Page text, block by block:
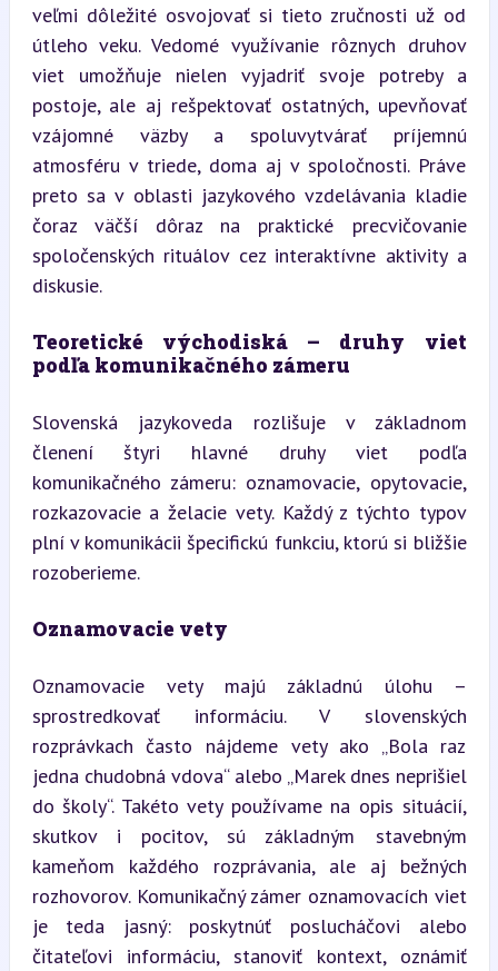
veľmi dôležité osvojovať si tieto zručnosti už od
útleho veku. Vedomé využívanie rôznych druhov
viet umožňuje nielen vyjadriť svoje potreby a
postoje, ale aj rešpektovať ostatných, upevňovať
vzájomné väzby a spoluvytvárať príjemnú
atmosféru v triede, doma aj v spoločnosti. Práve
preto sa v oblasti jazykového vzdelávania kladie
čoraz väčší dôraz na praktické precvičovanie
spoločenských rituálov cez interaktívne aktivity a
diskusie.
Teoretické východiská – druhy viet
podľa komunikačného zámeru
Slovenská jazykoveda rozlišuje v základnom
členení štyri hlavné druhy viet podľa
komunikačného zámeru: oznamovacie, opytovacie,
rozkazovacie a želacie vety. Každý z týchto typov
plní v komunikácii špecifickú funkciu, ktorú si bližšie
rozoberieme.
Oznamovacie vety
Oznamovacie vety majú základnú úlohu –
sprostredkovať informáciu. V slovenských
rozprávkach často nájdeme vety ako „Bola raz
jedna chudobná vdova“ alebo „Marek dnes neprišiel
do školy“. Takéto vety používame na opis situácií,
skutkov i pocitov, sú základným stavebným
kameňom každého rozprávania, ale aj bežných
rozhovorov. Komunikačný zámer oznamovacích viet
je teda jasný: poskytnúť poslucháčovi alebo
čitateľovi informáciu, stanoviť kontext, oznámiť